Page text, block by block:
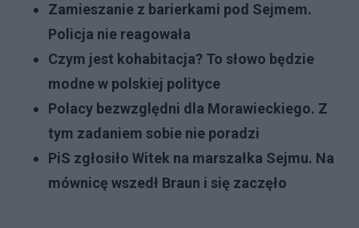
Zamieszanie z barierkami pod Sejmem.
Policja nie reagowała
Czym jest kohabitacja? To słowo będzie
modne w polskiej polityce
Polacy bezwzględni dla Morawieckiego. Z
tym zadaniem sobie nie poradzi
PiS zgłosiło Witek na marszałka Sejmu. Na
mównicę wszedł Braun i się zaczęło